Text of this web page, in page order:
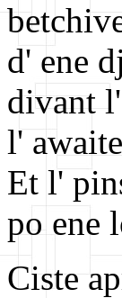
d' ene
divant
l'
Et l'
po ene
Ciste